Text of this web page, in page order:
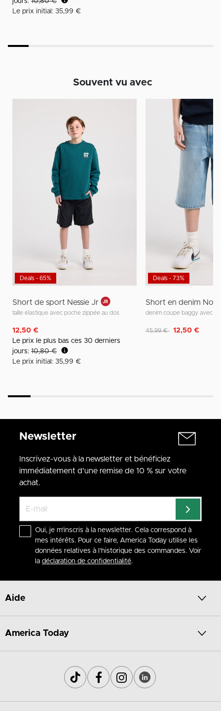
Le prix initial: 35,99 €
Souvent vu avec
Deals - 65%
Short de sport Nessie Jr
taille élastique avec poche zippée au dos
12,50 €
Le prix le plus bas ces 30 derniers
jours: 10,80 €
Le prix initial: 35,99 €
Deals - 73%
Short en denim
denim coupe baggy avec
Remise de
45,99 € 12,50 €
Newsletter
Inscrivez-vous à la newsletter et bénéficiez
immédiatement d'une remise de 10 % sur votre
achat.
Oui, je m'inscris à la newsletter. Cela correspond à
mes intérêts. Pour ce faire, America Today utilise les
données relatives à l'historique des commandes. Voir
la déclaration de confidentialité.
Aide
America Today